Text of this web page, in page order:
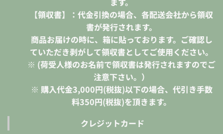
【領収書】：代金引換の場合、各配送会社から領収
書が発行されます。
商品お届けの時に、箱に貼っております。ご確認し
ていただき剥がして領収書としてご使用ください。
※ (荷受人様のお名前で領収書は発行されますのでご
注意下さい。）
※ 購入代金3,000円(税抜)以下の場合、代引き手数
料350円(税抜)を頂きます。
クレジットカード